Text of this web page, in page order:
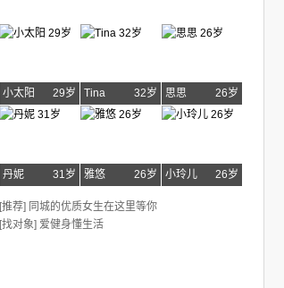
小太阳 29岁 Tina 32岁 思思 26岁
丹妮 31岁 雅悠 26岁 小玲儿 26岁
[推荐] 同城的优质女生在这里等你
[找对象] 爱健身懂生活